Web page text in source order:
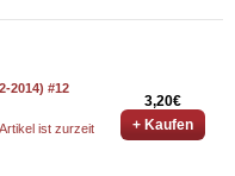
2014) #12
ist zurzeit
3,20€
+ Kaufen